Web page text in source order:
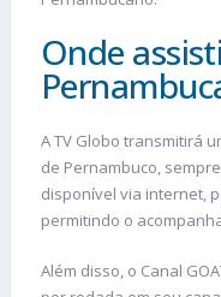
Onde
A TV Globo transmitirá
de Pernambuco,
disponível via internet,
permitindo o
Além disso, o Canal